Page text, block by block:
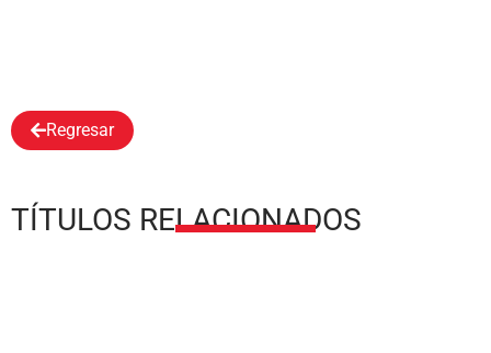
Regresar
TÍTULOS RELACIONADOS